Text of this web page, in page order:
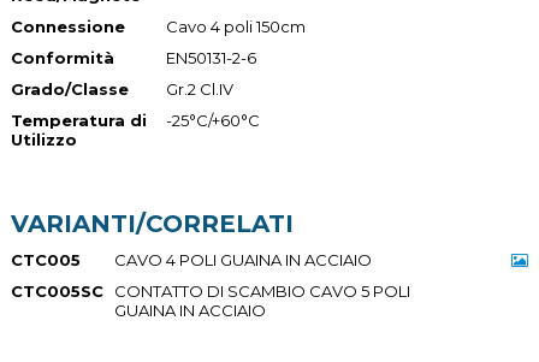
Connessione
Cavo 4 poli 150cm
Conformità
EN50131-2-6
Grado/Classe
Gr.2 Cl.IV
Temperatura di
Utilizzo
-25°C/+60°C
VARIANTI/CORRELATI
CTC005
CAVO 4 POLI GUAINA IN ACCIAIO
CTC005SC
CONTATTO DI SCAMBIO CAVO 5 POLI
GUAINA IN ACCIAIO